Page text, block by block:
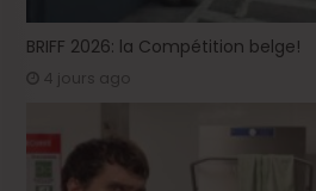
BRIFF 2026: la Compétition belge!
4 jours ago